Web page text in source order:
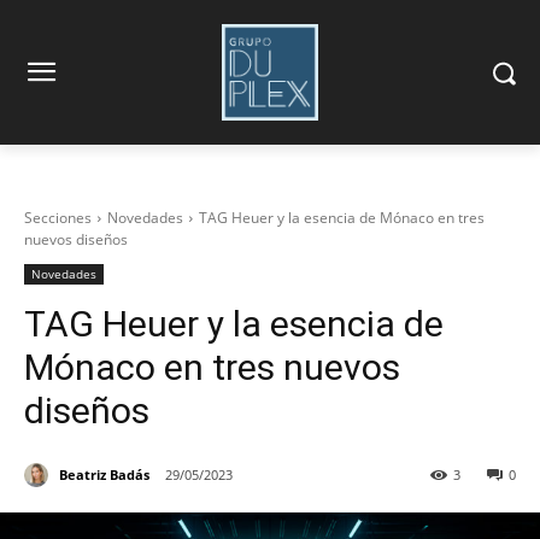
Secciones Novedades
TAG Heuer y la esencia de Mónaco en tres
nuevos diseños
Novedades
TAG Heuer y la esencia de
Mónaco en tres nuevos
diseños
Beatriz Badás 29/05/2023 0
3